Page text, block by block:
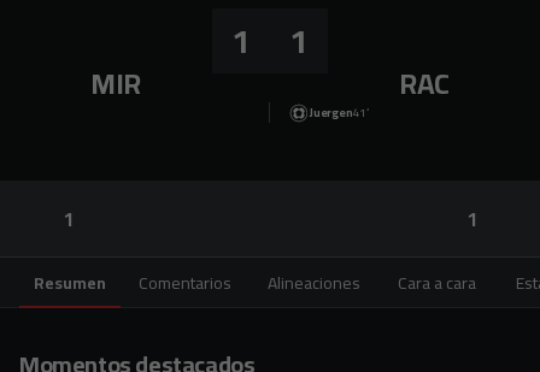
MIR
1 1
RAC
41’
Juergen
1 1
Resumen Comentarios Alineaciones Cara a cara